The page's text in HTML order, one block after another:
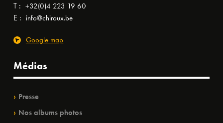
T : +32(0)4 223 19 60
E : info@chiroux.be
Google map
Médias
Presse
Nos albums photos